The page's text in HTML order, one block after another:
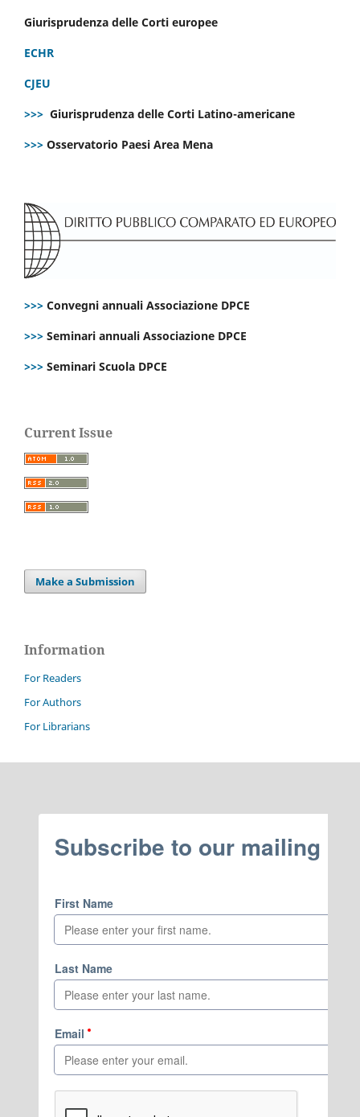
Giurisprudenza delle Corti europee
ECHR
CJEU
>>> Giurisprudenza delle Corti Latino-americane
>>> Osservatorio Paesi Area Mena
>>> Convegni annuali Associazione DPCE
>>> Seminari annuali Associazione DPCE
>>> Seminari Scuola DPCE
Current Issue
Make a Submission
Information
For Readers
For Authors
For Librarians